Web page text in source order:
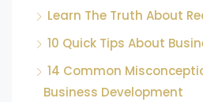
Learn The Truth About
10 Quick Tips About
14 Common
Business Development